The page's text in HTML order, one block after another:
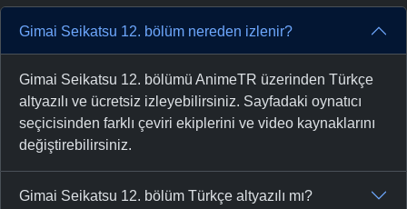
Gimai Seikatsu 12. bölüm nereden izlenir?
Gimai Seikatsu 12. bölümü AnimeTR üzerinden Türkçe
altyazılı ve ücretsiz izleyebilirsiniz. Sayfadaki oynatıcı
seçicisinden farklı çeviri ekiplerini ve video kaynaklarını
değiştirebilirsiniz.
Gimai Seikatsu 12. bölüm Türkçe altyazılı mı?